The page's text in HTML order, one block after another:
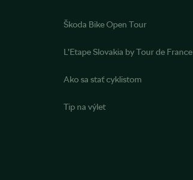
Škoda Bike Open Tour
L’Etape Slovakia by Tour de France
Ako sa stať cyklistom
Tip na výlet